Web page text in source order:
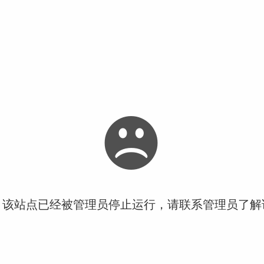
站点已经被管理员停止运行，请联系管理员了